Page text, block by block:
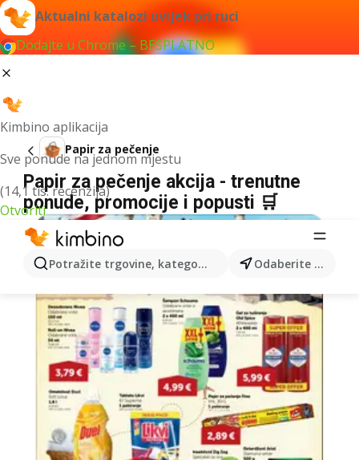
Aktualni katalozi uvijek pri ruci
Dodajte u Chrome – BESPLATNO
Kimbino aplikacija
Sve ponude na jednom mjestu
(14,1 tis. recenzija)
Otvoriti
Potražite trgovine, kategorije, proizvode... Odaberite grad
Papir za pečenje
Papir za pečenje akcija - trenutne
ponude, promocije i popusti 🛒